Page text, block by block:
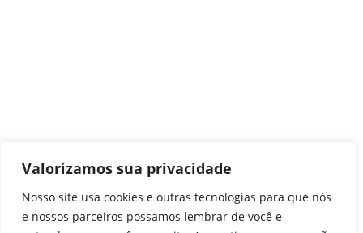
Valorizamos sua privacidade
Nosso site usa cookies e outras tecnologias para que nós
e nossos parceiros possamos lembrar de você e